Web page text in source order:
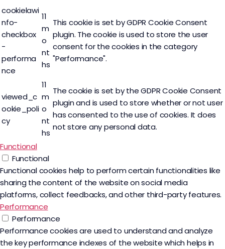
cookielawi
nfo-
checkbox
-
performa
nce
11
m
o
nt
hs
This cookie is set by GDPR Cookie Consent
plugin. The cookie is used to store the user
consent for the cookies in the category
"Performance".
viewed_c
ookie_poli
cy
11
m
o
nt
hs
The cookie is set by the GDPR Cookie Consent
plugin and is used to store whether or not user
has consented to the use of cookies. It does
not store any personal data.
Functional
Functional
Functional cookies help to perform certain functionalities like
sharing the content of the website on social media
platforms, collect feedbacks, and other third-party features.
Performance
Performance
Performance cookies are used to understand and analyze
the key performance indexes of the website which helps in